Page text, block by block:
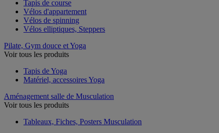
Tapis de course
Vélos d'appartement
Vélos de spinning
Vélos elliptiques, Steppers
Pilate, Gym douce et Yoga
Voir tous les produits
Tapis de Yoga
Matériel, accessoires Yoga
Aménagement salle de Musculation
Voir tous les produits
Tableaux, Fiches, Posters Musculation